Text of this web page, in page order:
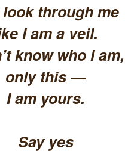
look through me
I am a veil.
know who I am,
only this —
I am yours.
Say yes